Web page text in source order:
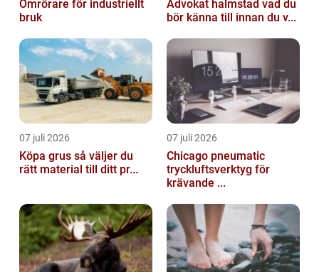
Omrörare för industriellt
bruk
Advokat halmstad vad du
bör känna till innan du v...
07 juli 2026
Köpa grus så väljer du
rätt material till ditt pr...
07 juli 2026
Chicago pneumatic
tryckluftsverktyg för
krävande ...